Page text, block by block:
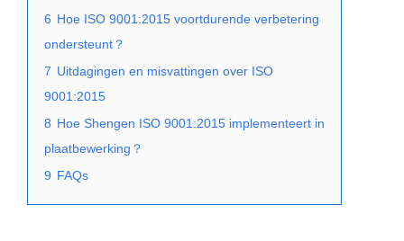
6 Hoe ISO 9001:2015 voortdurende verbetering
ondersteunt？
7 Uitdagingen en misvattingen over ISO
9001:2015
8 Hoe Shengen ISO 9001:2015 implementeert in
plaatbewerking？
9 FAQs